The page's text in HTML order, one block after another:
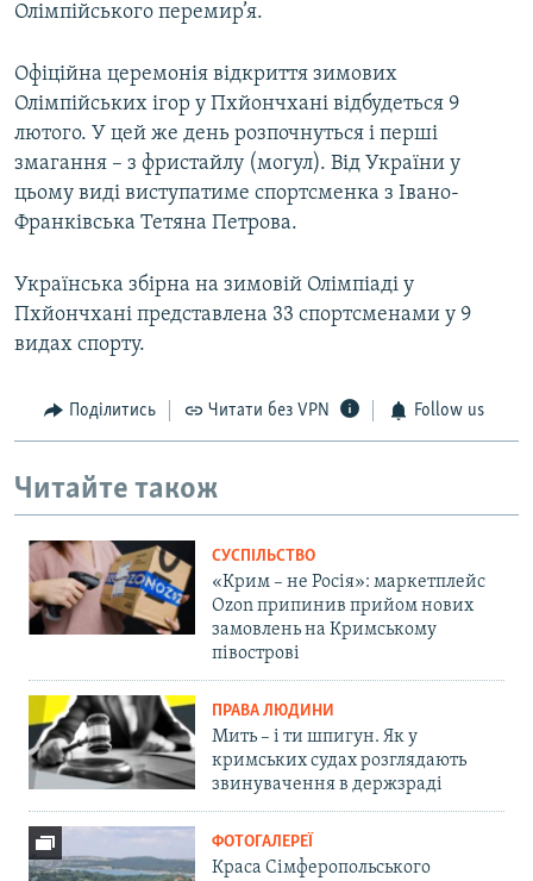
Олімпійського перемир’я.
Офіційна церемонія відкриття зимових
Олімпійських ігор у Пхйончхані відбудеться 9
лютого. У цей же день розпочнуться і перші
змагання – з фристайлу (могул). Від України у
цьому виді виступатиме спортсменка з Івано-
Франківська Тетяна Петрова.
Українська збірна на зимовій Олімпіаді у
Пхйончхані представлена 33 спортсменами у 9
видах спорту.
Поділитись Читати без VPN Follow us
Читайте також
СУСПІЛЬСТВО
«Крим – не Росія»: маркетплейс
Ozon припинив прийом нових
замовлень на Кримському
півострові
ПРАВА ЛЮДИНИ
Мить – і ти шпигун. Як у
кримських судах розглядають
звинувачення в держзраді
ФОТОГАЛЕРЕЇ
Краса Сімферопольського